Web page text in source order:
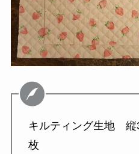
キルティング生地
枚